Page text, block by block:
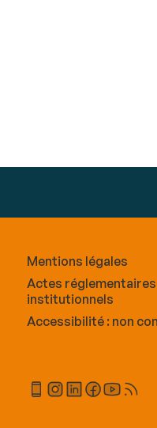
Mentions légales
Actes
institutionnels
Accessibilité : non